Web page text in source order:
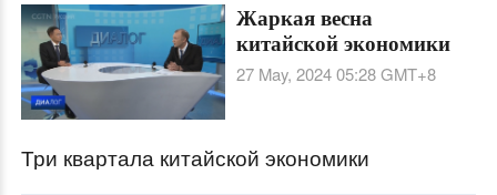
Жаркая весна
китайской экономики
27 May, 2024 05:28GMT+8
Три квартала китайской экономики